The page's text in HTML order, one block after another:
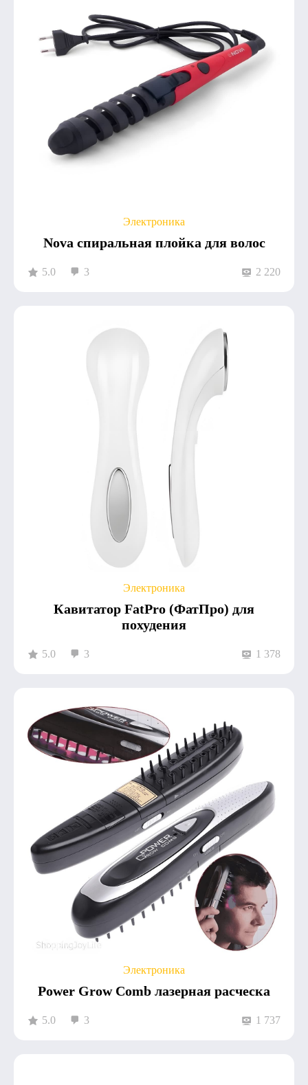
Электроника
Nova спиральная плойка для волос
5.0 3 2 220
Электроника
Кавитатор FatPro (ФатПро) для
похудения
5.0 3 1 378
Электроника
Power Grow Comb лазерная расческа
5.0 3 1 737